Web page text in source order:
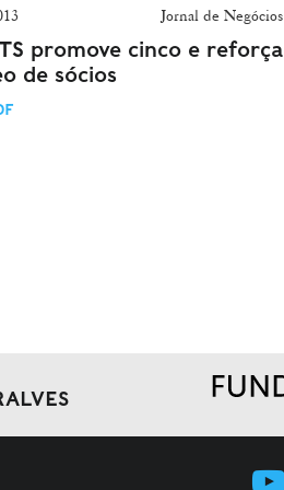
Jornal de Negócios
promove cinco e reforça
de sócios